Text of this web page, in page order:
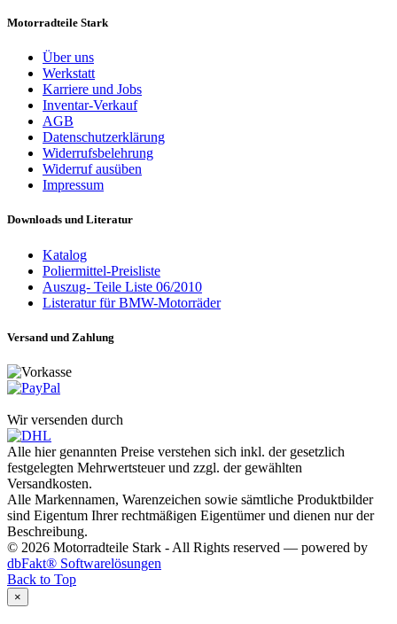
Motorradteile Stark
Über uns
Werkstatt
Karriere und Jobs
Inventar-Verkauf
AGB
Datenschutzerklärung
Widerrufsbelehrung
Widerruf ausüben
Impressum
Downloads und Literatur
Katalog
Poliermittel-Preisliste
Auszug- Teile Liste 06/2010
Listeratur für BMW-Motorräder
Versand und Zahlung
Wir versenden durch
Alle hier genannten Preise verstehen sich inkl. der gesetzlich
festgelegten Mehrwertsteuer und zzgl. der gewählten
Versandkosten.
Alle Markennamen, Warenzeichen sowie sämtliche Produktbilder
sind Eigentum Ihrer rechtmäßigen Eigentümer und dienen nur der
Beschreibung.
© 2026 Motorradteile Stark - All Rights reserved — powered by
dbFakt® Softwarelösungen
Back to Top
×